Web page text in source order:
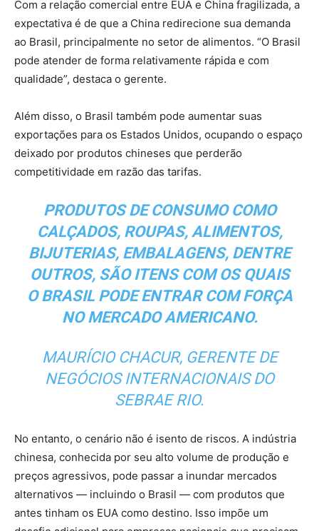
Com a relação comercial entre EUA e China fragilizada, a
expectativa é de que a China redirecione sua demanda
ao Brasil, principalmente no setor de alimentos. “O Brasil
pode atender de forma relativamente rápida e com
qualidade”, destaca o gerente.
Além disso, o Brasil também pode aumentar suas
exportações para os Estados Unidos, ocupando o espaço
deixado por produtos chineses que perderão
competitividade em razão das tarifas.
PRODUTOS DE CONSUMO COMO
CALÇADOS, ROUPAS, ALIMENTOS,
BIJUTERIAS, EMBALAGENS, DENTRE
OUTROS, SÃO ITENS COM OS QUAIS
O BRASIL PODE ENTRAR COM FORÇA
NO MERCADOAMERICANO.
MAURÍCIO CHACUR, GERENTE DE
NEGÓCIOS INTERNACIONAIS DO
SEBRAE RIO.
No entanto, o cenário não é isento de riscos. A indústria
chinesa, conhecida por seu alto volume de produção e
preços agressivos, pode passar a inundar mercados
alternativos — incluindo o Brasil — com produtos que
antes tinham os EUA como destino. Isso impõe um